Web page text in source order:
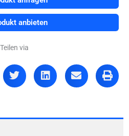
anbieten
Teilen via